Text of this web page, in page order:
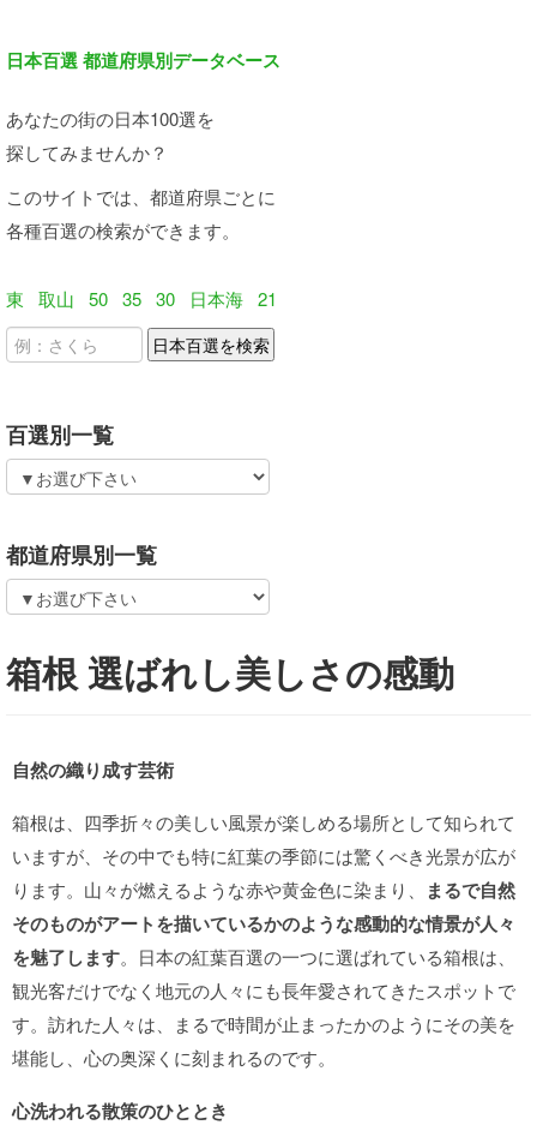
日本百選 都道府県別データベース
あなたの街の日本100選を
探してみませんか？
このサイトでは、都道府県ごとに
各種百選の検索ができます。
東 取山 50 35 30 日本海 21
百選別一覧
都道府県別一覧
箱根 選ばれし美しさの感動
自然の織り成す芸術
箱根は、四季折々の美しい風景が楽しめる場所として知られて
いますが、その中でも特に紅葉の季節には驚くべき光景が広が
ります。山々が燃えるような赤や黄金色に染まり、
まるで自然
そのものがアートを描いているかのような感動的な情景が人々
を魅了します。日本の紅葉百選の一つに選ばれている箱根は、
観光客だけでなく地元の人々にも長年愛されてきたスポットで
す。訪れた人々は、まるで時間が止まったかのようにその美を
堪能し、心の奥深くに刻まれるのです。
心洗われる散策のひととき